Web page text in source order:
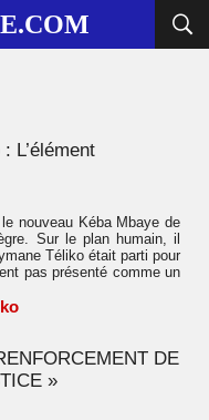
L’élément
nouveau Kéba Mbaye de
Sur le plan humain, il
Téliko était parti pour
pas présenté comme un
DE
»